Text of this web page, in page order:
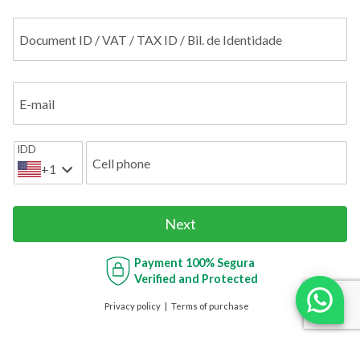
Document ID / VAT / TAX ID / Bil. de Identidade
E-mail
IDD
+1 Cell phone
Next
Payment 100% Segura
Verified and Protected
Privacy policy Terms of purchase